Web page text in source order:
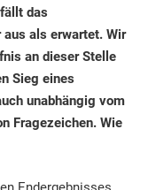
das
als erwartet. Wir
an dieser Stelle
Sieg eines
unabhängig vom
Fragezeichen. Wie